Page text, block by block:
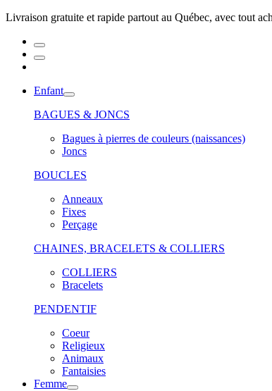
Livraison gratuite et rapide partout au Québec, avec tout
Enfant
BAGUES & JONCS
Bagues à pierres de couleurs (naissances)
Joncs
BOUCLES
Anneaux
Fixes
Perçage
CHAINES, BRACELETS & COLLIERS
COLLIERS
Bracelets
PENDENTIF
Coeur
Religieux
Animaux
Fantaisies
Femme